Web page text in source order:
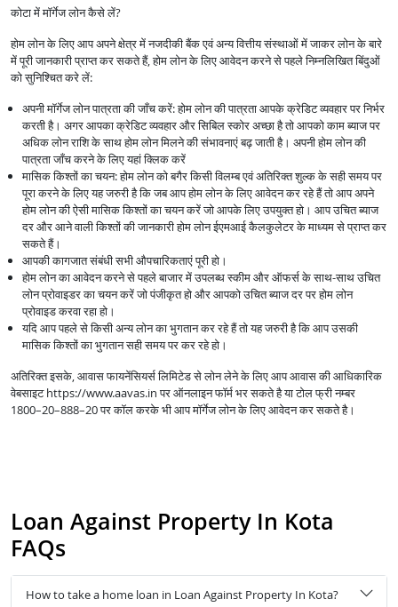
कोटा में मॉर्गेज लोन कैसे लें?
होम लोन के लिए आप अपने क्षेत्र में नजदीकी बैंक एवं अन्य वित्तीय संस्थाओं में जाकर लोन के बारे
में पूरी जानकारी प्राप्त कर सकते हैं, होम लोन के लिए आवेदन करने से पहले निम्नलिखित बिंदुओं
को सुनिश्चित करे लें:
अपनी मॉर्गेज लोन पात्रता की जाँच करें: होम लोन की पात्रता आपके क्रेडिट व्यवहार पर निर्भर
करती है। अगर आपका क्रेडिट व्यवहार और सिबिल स्कोर अच्छा है तो आपको काम ब्याज पर
अधिक लोन राशि के साथ होम लोन मिलने की संभावनाएं बढ़ जाती है। अपनी होम लोन की
पात्रता जाँच करने के लिए यहां क्लिक करें
मासिक किश्तों का चयन: होम लोन को बगैर किसी विलम्ब एवं अतिरिक्त शुल्क के सही समय पर
पूरा करने के लिए यह जरुरी है कि जब आप होम लोन के लिए आवेदन कर रहे हैं तो आप अपने
होम लोन की ऐसी मासिक किश्तों का चयन करें जो आपके लिए उपयुक्त हो। आप उचित ब्याज
दर और आने वाली किश्तों की जानकारी होम लोन ईएमआई कैलकुलेटर के माध्यम से प्राप्त कर
सकते हैं।
आपकी कागजात संबंधी सभी औपचारिकताएं पूरी हो।
होम लोन का आवेदन करने से पहले बाजार में उपलब्ध स्कीम और ऑफर्स के साथ-साथ उचित
लोन प्रोवाइडर का चयन करें जो पंजीकृत हो और आपको उचित ब्याज दर पर होम लोन
प्रोवाइड करवा रहा हो।
यदि आप पहले से किसी अन्य लोन का भुगतान कर रहे हैं तो यह जरुरी है कि आप उसकी
मासिक किश्तों का भुगतान सही समय पर कर रहे हो।
अतिरिक्त इसके, आवास फायनेंसियर्स लिमिटेड से लोन लेने के लिए आप आवास की आधिकारिक
वेबसाइट https://www.aavas.in पर ऑनलाइन फॉर्म भर सकते है या टोल फ्री नम्बर
1800–20–888–20 पर कॉल करके भी आप मॉर्गेज लोन के लिए आवेदन कर सकते है।
Loan Against Property In Kota
FAQs
How to take a home loan in Loan Against Property In Kota?